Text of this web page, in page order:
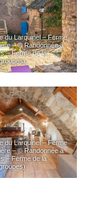
du Larquinel – Ferme
– © Randonnée à
– Ferme de la
du Larquinel – Ferme
– © Randonnée à
– Ferme de la